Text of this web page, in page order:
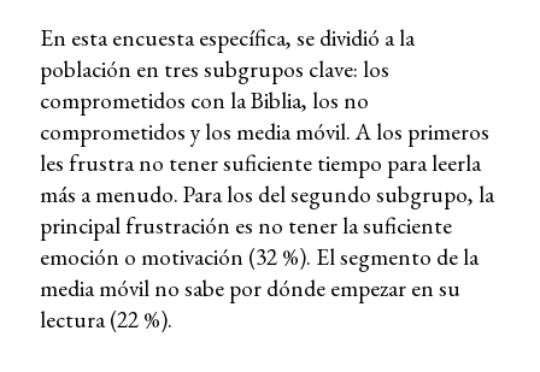
En esta encuesta específica, se dividió a la
población en tres subgrupos clave: los
comprometidos con la Biblia, los no
comprometidos y los media móvil. A los primeros
les frustra no tener suficiente tiempo para leerla
más a menudo. Para los del segundo subgrupo, la
principal frustración es no tener la suficiente
emoción o motivación (32 %). El segmento de la
media móvil no sabe por dónde empezar en su
lectura (22 %).